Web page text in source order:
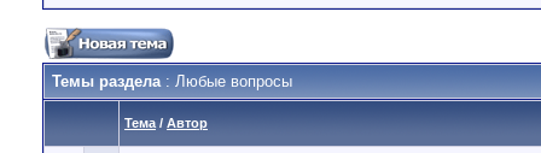
Темы раздела: Любые вопросы
Тема / Автор